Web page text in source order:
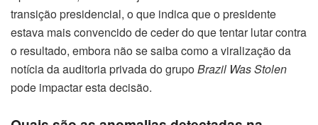
transição presidencial, o que indica que o presidente
estava mais convencido de ceder do que tentar lutar contra
o resultado, embora não se saiba como a viralização da
notícia da auditoria privada do grupoBrazil Was Stolen
pode impactar esta decisão.